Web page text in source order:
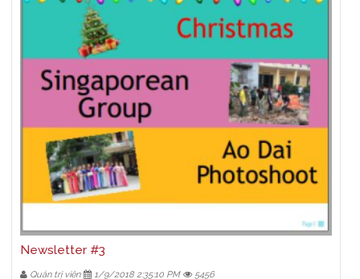
Newsletter #3
Quản trị viên 1/9/2018 2:35:10 PM 5456